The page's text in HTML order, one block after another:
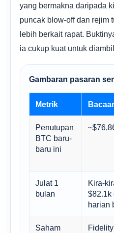
yang bermakna daripada
puncak blow-off dan rejim
lebih berkait rapat.
ia cukup kuat untuk
Gambaran pasaran
Metrik
Penutupan
BTC baru-
baru ini
Julat 1
bulan
Kira-
$82.1k
harian
Saham